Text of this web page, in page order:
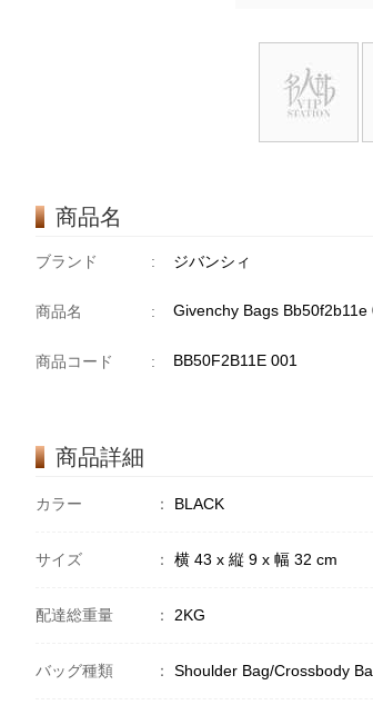
商品名
ブランド : ジバンシィ
商品名 : Givenchy Bags
商品コード : BB50F2B11E 001
商品詳細
カラー ： BLACK
サイズ ： 横 43 x 縦 9 x 幅 32 cm
配達総重量 ： 2KG
バッグ種類 ： Shoulder Bag/Crossbody